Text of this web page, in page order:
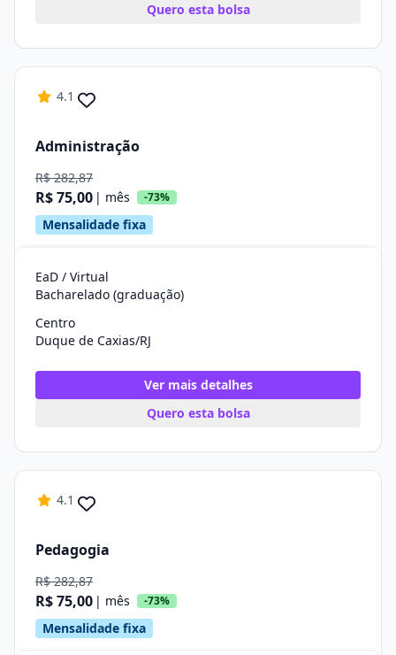
Quero esta bolsa
4.1
Administração
R$ 282,87
R$ 75,00 | mês -73%
Mensalidade fixa
EaD / Virtual
Bacharelado (graduação)
Centro
Duque de Caxias/RJ
Ver mais detalhes
Quero esta bolsa
4.1
Pedagogia
R$ 282,87
R$ 75,00 | mês -73%
Mensalidade fixa